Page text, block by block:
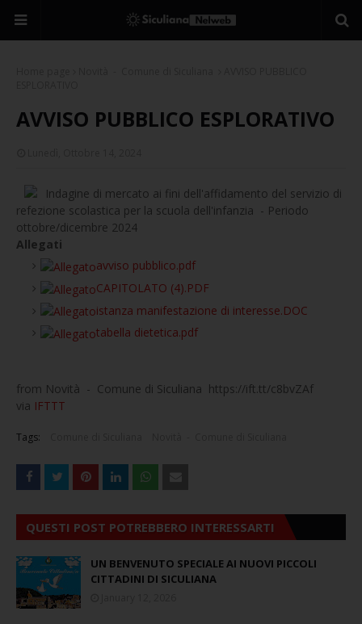
AVVISO PUBBLICO ESPLORATIVO
Indagine di mercato ai fini dell'affidamento del servizio di
refezione scolastica per la scuola dell'infanzia - Periodo
ottobre/dicembre 2024
Allegati
avviso pubblico.pdf
CAPITOLATO (4).PDF
istanza manifestazione di interesse.DOC
tabella dietetica.pdf
from Novità - Comune di Siculiana https://ift.tt/c8bvZAf
via IFTTT
Tags:
QUESTI POST POTREBBERO INTERESSARTI
UN BENVENUTO SPECIALE AI NUOVI PICCOLI
CITTADINI DI SICULIANA